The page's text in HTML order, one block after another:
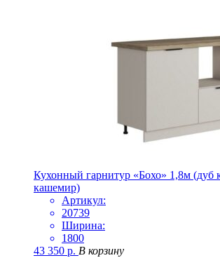
Кухонный гарнитур «Бохо» 1,8м (дуб
кашемир)
Артикул:
20739
Ширина:
1800
43 350 р. В корзину